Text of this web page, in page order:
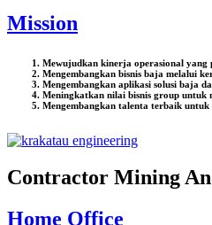
Mission
Mewujudkan kinerja operasional yang
Mengembangkan bisnis baja melalui
Mengembangkan aplikasi solusi baja
Meningkatkan nilai bisnis group untuk
Mengembangkan talenta terbaik
Contractor Mining
Home Office